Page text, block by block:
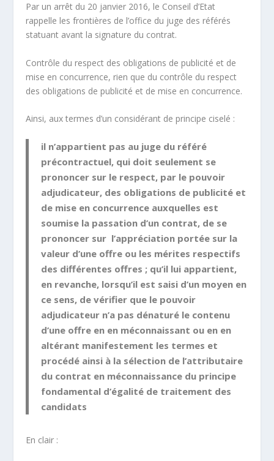
Par un arrêt du 20 janvier 2016, le Conseil d’Etat
rappelle les frontières de l’office du juge des référés
statuant avant la signature du contrat.
Contrôle du respect des obligations de publicité et de
mise en concurrence, rien que du contrôle du respect
des obligations de publicité et de mise en concurrence.
Ainsi, aux termes d’un considérant de principe ciselé :
il n’appartient pas au juge du référé
précontractuel, qui doit seulement se
prononcer sur le respect, par le pouvoir
adjudicateur, des obligations de publicité et
de mise en concurrence auxquelles est
soumise la passation d’un contrat, de se
prononcer sur l’appréciation portée sur la
valeur d’une offre ou les mérites respectifs
des différentes offres ; qu’il lui appartient,
en revanche, lorsqu’il est saisi d’un moyen en
ce sens, de vérifier que le pouvoir
adjudicateur n’a pas dénaturé le contenu
d’une offre en en méconnaissant ou en en
altérant manifestement les termes et
procédé ainsi à la sélection de l’attributaire
du contrat en méconnaissance du principe
fondamental d’égalité de traitement des
candidats
En clair :